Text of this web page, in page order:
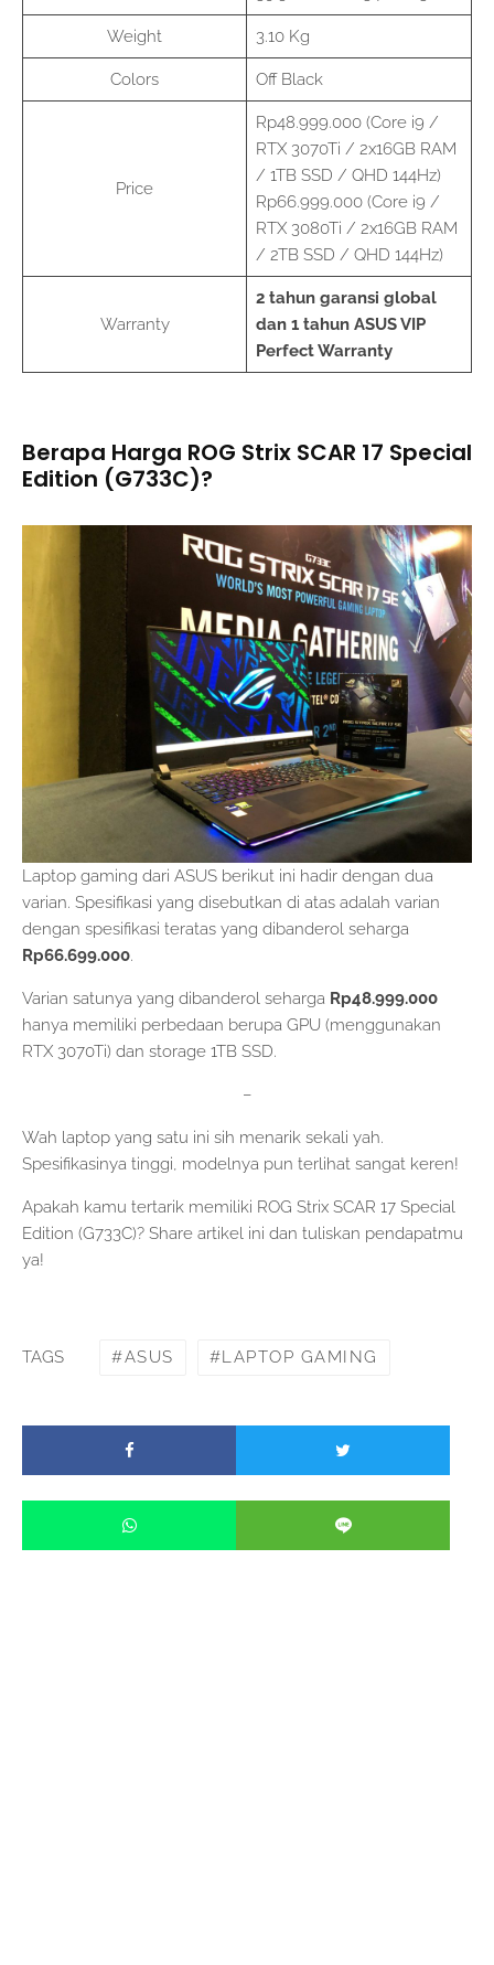
Weight 3.10 Kg
Colors Off Black
Price
Rp48.999.000 (Core i9 /
RTX 3070Ti / 2x16GB RAM
/ 1TB SSD / QHD 144Hz)
Rp66.999.000 (Core i9 /
RTX 3080Ti / 2x16GB RAM
/ 2TB SSD / QHD 144Hz)
Warranty
2 tahun garansi global
dan 1 tahun ASUS VIP
Perfect Warranty
Berapa Harga ROG Strix SCAR 17 Special
Edition (G733C)?
Laptop gaming dari ASUS berikut ini hadir dengan dua
varian. Spesifikasi yang disebutkan di atas adalah varian
dengan spesifikasi teratas yang dibanderol seharga
Rp66.699.000.
Varian satunya yang dibanderol seharga Rp48.999.000
hanya memiliki perbedaan berupa GPU (menggunakan
RTX 3070Ti) dan storage 1TB SSD.
–
Wah laptop yang satu ini sih menarik sekali yah.
Spesifikasinya tinggi, modelnya pun terlihat sangat keren!
Apakah kamu tertarik memiliki ROG Strix SCAR 17 Special
Edition (G733C)? Share artikel ini dan tuliskan pendapatmu
ya!
TAGS ASUS LAPTOP GAMING